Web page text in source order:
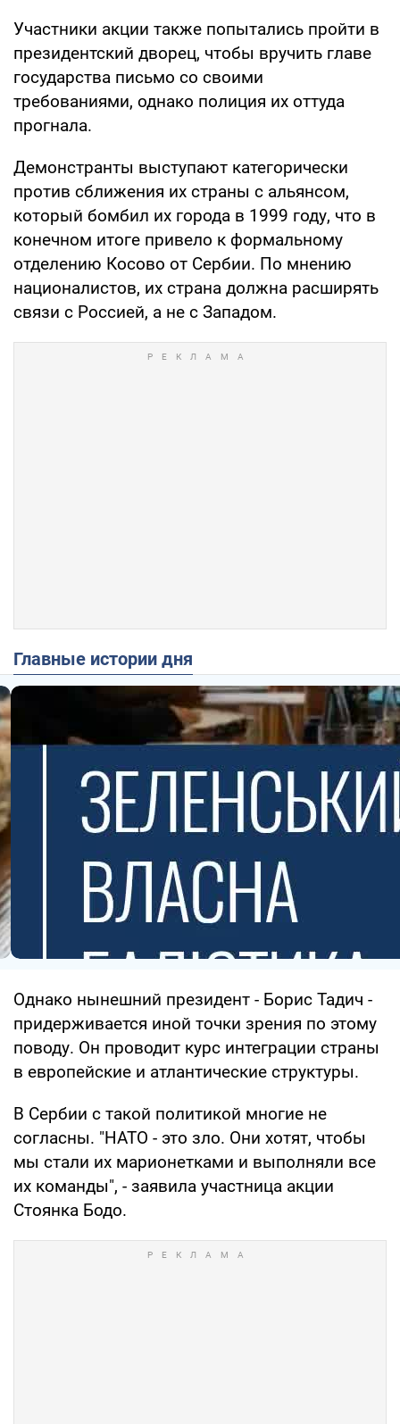
Участники акции также попытались пройти в
президентский дворец, чтобы вручить главе
государства письмо со своими
требованиями, однако полиция их оттуда
прогнала.
Демонстранты выступают категорически
против сближения их страны с альянсом,
который бомбил их города в 1999 году, что в
конечном итоге привело к формальному
отделению Косово от Сербии. По мнению
националистов, их страна должна расширять
связи с Россией, а не с Западом.
Главные истории дня
Однако нынешний президент - Борис Тадич -
придерживается иной точки зрения по этому
поводу. Он проводит курс интеграции страны
в европейские и атлантические структуры.
В Сербии с такой политикой многие не
согласны. "НАТО - это зло. Они хотят, чтобы
мы стали их марионетками и выполняли все
их команды", - заявила участница акции
Стоянка Бодо.